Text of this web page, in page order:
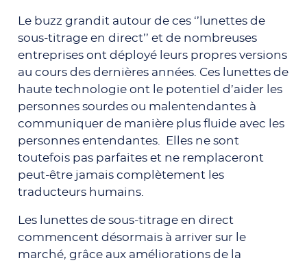
Le buzz grandit autour de ces ‘’lunettes de
sous-titrage en direct’’ et de nombreuses
entreprises ont déployé leurs propres versions
au cours des dernières années. Ces lunettes de
haute technologie ont le potentiel d’aider les
personnes sourdes ou malentendantes à
communiquer de manière plus fluide avec les
personnes entendantes. Elles ne sont
toutefois pas parfaites et ne remplaceront
peut-être jamais complètement les
traducteurs humains.
Les lunettes de sous-titrage en direct
commencent désormais à arriver sur le
marché, grâce aux améliorations de la